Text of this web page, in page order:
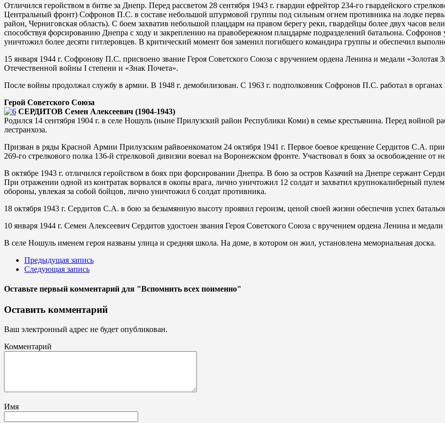
Отличился геройством в битве за Днепр. Перед рассветом 28 сентября 1943 г. гвардии ефрейтор 234-го гвардейского
Центральный фронт) Софронов П.С. в составе небольшой штурмовой группы под сильным огнем противника на лодке
район, Черниговская область). С боем захватив небольшой плацдарм на правом берегу реки, гвардейцы более двух часов
способствуя форсированию Днепра с ходу и закреплению на правобережном плацдарме подразделений батальона. Софронов
уничтожил более десяти гитлеровцев. В критический момент боя заменил погибшего командира группы и обеспечил
15 января 1944 г. Софронову П.С. присвоено звание Героя Советского Союза с вручением ордена Ленина и медали «Золотая
Отечественной войны I степени и «Знак Почета».
После войны продолжал службу в армии. В 1948 г. демобилизован. С 1963 г. подполковник Софронов П.С. работал в
Герой Советского Союза
СЕРДИТОВ Семен Алексеевич (1904-1943)
Родился 14 сентября 1904 г. в селе Ношуль (ныне Прилузский район Республики Коми) в семье крестьянина. Перед войной
лестранхоза.
Призван в ряды Красной Армии Прилузским райвоенкоматом 24 октября 1941 г. Первое боевое крещение Сердитов С.А.
269-го стрелкового полка 136-й стрелковой дивизии воевал на Воронежском фронте. Участвовал в боях за освобождение от
В октябре 1943 г. отличился геройством в боях при форсировании Днепра. В бою за остров Казачий на Днепре сержант
При отражении одной из контратак ворвался в окопы врага, лично уничтожил 12 солдат и захватил крупнокалиберный
обороны, увлекая за собой бойцов, лично уничтожил 6 солдат противника.
18 октября 1943 г. Сердитов С.А. в бою за безымянную высоту проявил героизм, ценой своей жизни обеспечив успех
10 января 1944 г. Семен Алексеевич Сердитов удостоен звания Героя Советского Союза с вручением ордена Ленина и медали
В селе Ношуль именем героя названы улица и средняя школа. На доме, в котором он жил, установлена мемориальная доска.
Предыдущая запись
Следующая запись
Оставьте первый комментарий для "Вспомнить всех поименно"
Оставить комментарий
Ваш электронный адрес не будет опубликован.
Комментарий
Имя